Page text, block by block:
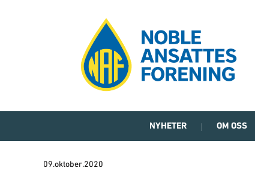
NYHETER OM OSS
09.oktober.2020